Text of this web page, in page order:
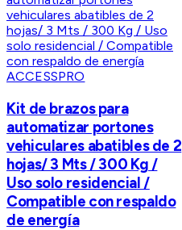
ACCESSPRO
Kit de brazos para
automatizar portones
vehiculares abatibles de 2
hojas/ 3 Mts / 300 Kg /
Uso solo residencial /
Compatible con respaldo
de energía